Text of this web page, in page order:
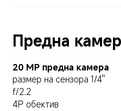
Предна
20 MP предна камера
размер на сензора 1/4''
f/2.2
4P обектив